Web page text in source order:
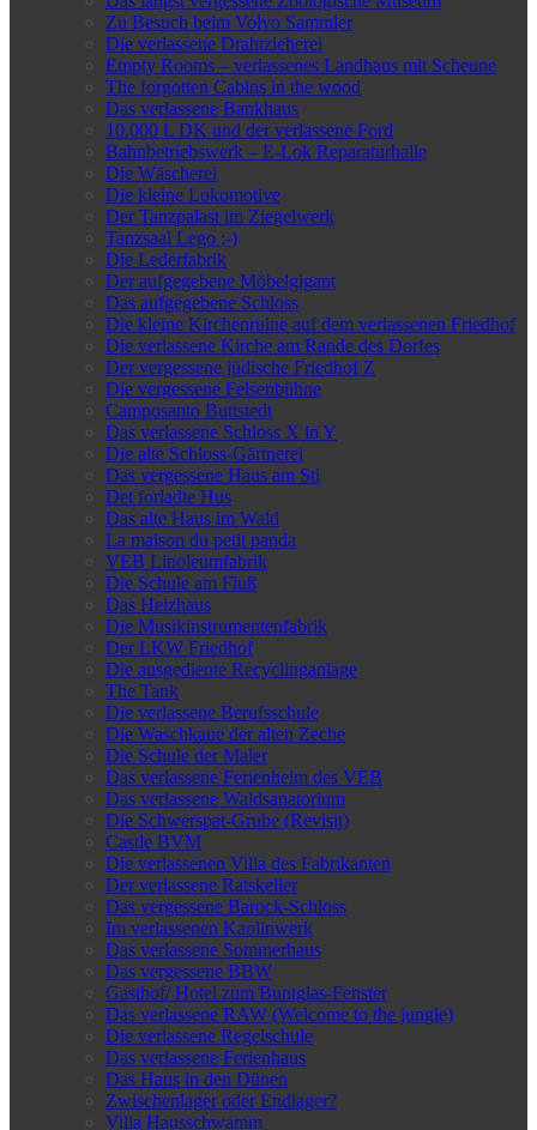
Zu Besuch beim Volvo Sammler
Die verlassene Drahtzieherei
Empty Rooms – verlassenes Landhaus mit Scheune
The forgotten Cabins in the wood
Das verlassene Bankhaus
10.000 L DK und der verlassene Ford
Bahnbetriebswerk – E-Lok Reparaturhalle
Die Wäscherei
Die kleine Lokomotive
Der Tanzpalast im Ziegelwerk
Tanzsaal Lego ;-)
Die Lederfabrik
Der aufgegebene Möbelgigant
Das aufgegebene Schloss
Die kleine Kirchenruine auf dem verlassenen Friedhof
Die verlassene Kirche am Rande des Dorfes
Der vergessene jüdische Friedhof Z
Die vergessene Felsenbühne
Camposanto Buttstedt
Das verlassene Schloss X in Y
Die alte Schloss-Gärtnerei
Das vergessene Haus am Sti
Det forladte Hus
Das alte Haus im Wald
La maison du petit panda
VEB Linoleumfabrik
Die Schule am Fluß
Das Heizhaus
Die Musikinstrumentenfabrik
Der LKW Friedhof
Die ausgediente Recyclinganlage
The Tank
Die verlassene Berufsschule
Die Waschkaue der alten Zeche
Die Schule der Maler
Das verlassene Ferienheim des VEB
Das verlassene Waldsanatorium
Die Schwerspat-Grube (Revisit)
Castle BVM
Die verlassenen Villa des Fabrikanten
Der verlassene Ratskeller
Das vergessene Barock-Schloss
Im verlassenen Kaolinwerk
Das verlassene Sommerhaus
Das vergessene BBW
Gasthof/ Hotel zum Buntglas-Fenster
Das verlassene RAW (Welcome to the jungle)
Die verlassene Regelschule
Das verlassene Ferienhaus
Das Haus in den Dünen
Zwischenlager oder Endlager?
Villa Hausschwamm